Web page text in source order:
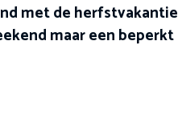
met de herfstvakantie
maar een beperkt